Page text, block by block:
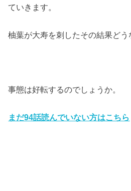
ていきます。
柚葉が大寿を刺したその結果ど
事態は好転するのでしょうか。
まだ94話読んでいない方はこちら